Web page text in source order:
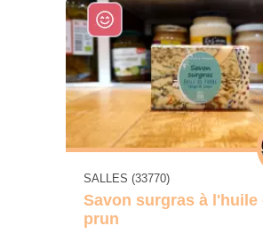
SALLES (33770)
Savon surgras à l'huile
prun